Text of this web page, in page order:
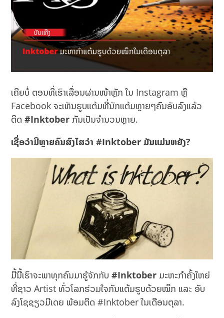
ເຄີຍບໍ່ ຕອນທີ່ເຮົາເລື່ອນຜ່ານໜ້າຫຼັກ ໃນ Instagram ຫຼື
Facebook ຈະເຫັນຮູບແຕ້ມທີ່ນັກແຕ້ມຫຼາຍໆຄົນອັບລົງແລ້ວ
ຕິດ#Inktober ກັນເປັນຈຳນວນຫຼາຍ.
ເຊື່ອວ່າມີຫຼາຍຄົນສົງໄສວ່າ#Inktober ມັນແມ່ນຫຍັງ?
ມື້ນີ້ເຮົາຈະພາທຸກຄົນມາຮູ້ຈັກກັບ#Inktober ມະຫະກໍາຄັ້ງໃຫຍ່
ທີ່ຊາວ Artist ທົ່ວໂລກຮ່ວມໃຈກັນແຕ້ມຮູບດ້ວຍໝຶກ ແລະ ອັບ
ລົງໂຊຊຽວມີເດຍ ພ້ອມຕິດ #Inktober ໃນເດືອນຕຸລາ.